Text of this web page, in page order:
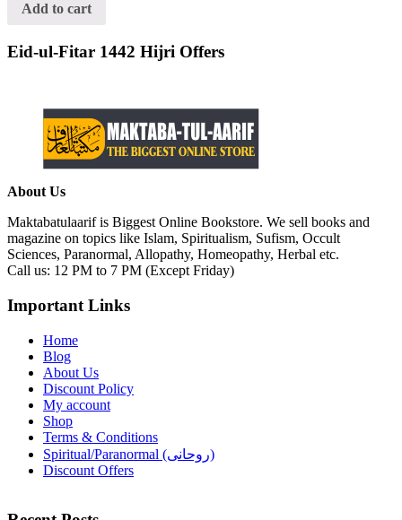
Add to cart
Eid-ul-Fitar 1442 Hijri Offers
About Us
Maktabatulaarif is Biggest Online Bookstore. We sell books and
magazine on topics like Islam, Spiritualism, Sufism, Occult
Sciences, Paranormal, Allopathy, Homeopathy, Herbal etc.
Call us: 12 PM to 7 PM (Except Friday)
Important Links
Home
Blog
About Us
Discount Policy
My account
Shop
Terms & Conditions
Spiritual/Paranormal (روحانی)
Discount Offers